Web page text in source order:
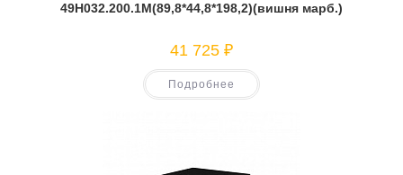
49Н032.200.1М(89,8*44,8*198,2)(вишня марб.)
41 725 ₽
Подробнее